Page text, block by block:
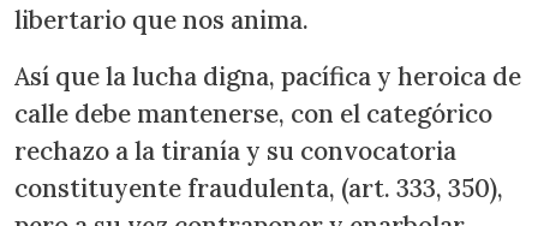
libertario que nos anima.
Así que la lucha digna, pacífica y heroica de
calle debe mantenerse, con el categórico
rechazo a la tiranía y su convocatoria
constituyente fraudulenta, (art. 333, 350),